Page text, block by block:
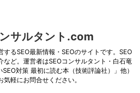
サルタント.com
するSEO最新情報・SEOのサイトです。SEO
など。運営者はSEOコンサルタント・白石竜
対策 最初に読む本（技術評論社）」他）
気軽にお問合せください。